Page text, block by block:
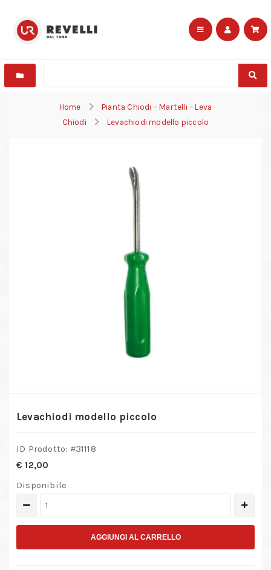
Home
Pianta Chiodi – Martelli – Leva
Chiodi
Levachiodi modello piccolo
Levachiodi modello piccolo
ID Prodotto: #31118
€ 12,00
Disponibile
Levachiodi
modello
quantità
AGGIUNGI AL CARRELLO